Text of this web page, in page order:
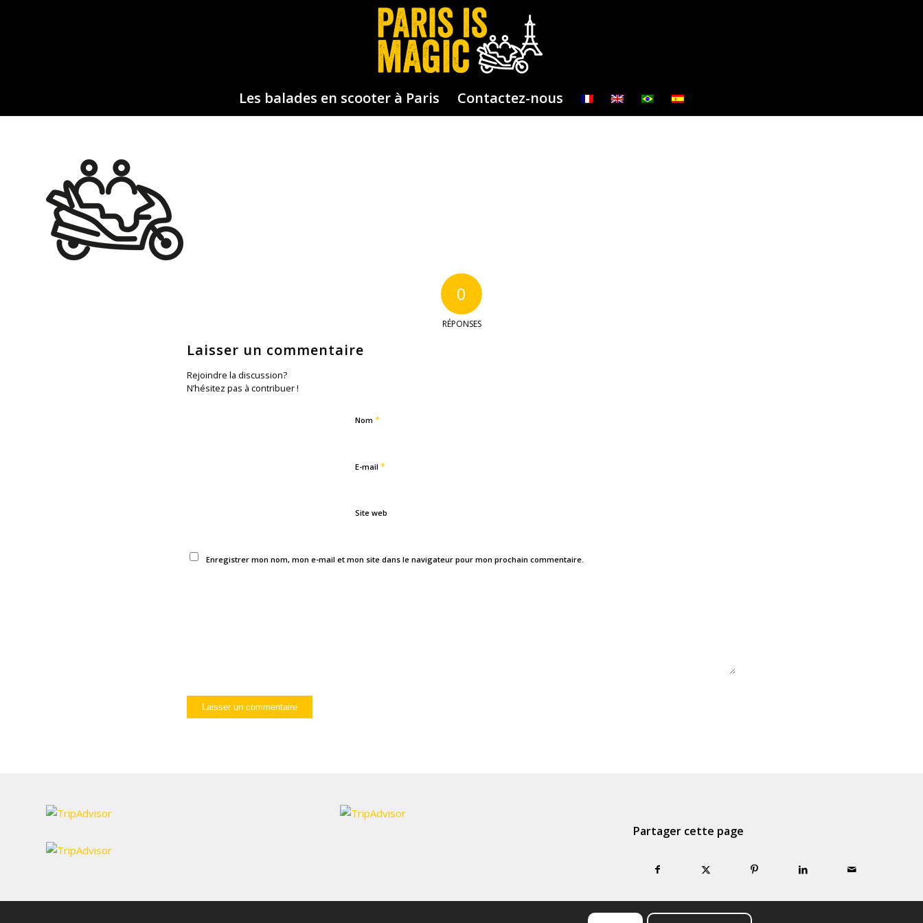
Les balades en scooter à Paris Contactez-nous
0
RÉPONSES
Laisser un commentaire
Rejoindre la discussion?
N’hésitez pas à contribuer !
Nom *
E-mail *
Site web
Enregistrer mon nom, mon e-mail et mon site dans le navigateur pour mon prochain commentaire.
Partager cette page